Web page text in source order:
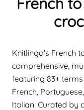
Knitlingo's French
comprehensive,
featuring 83+
French,
Italian. Curated by